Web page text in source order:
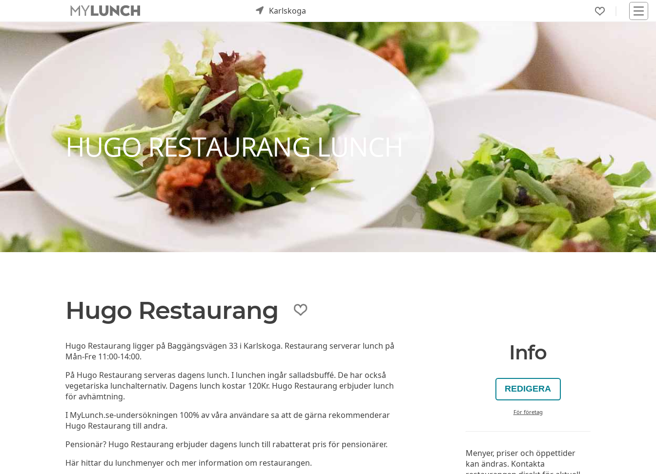
Karlskoga
HUGO RESTAURANG LUNCH
Hugo Restaurang
Hugo Restaurang ligger på Baggängsvägen 33 i Karlskoga. Restaurang serverar lunch på
Mån-Fre 11:00-14:00.
På Hugo Restaurang serveras dagens lunch. I lunchen ingår salladsbuffé. De har också
vegetariska lunchalternativ. Dagens lunch kostar 120Kr. Hugo Restaurang erbjuder lunch
för avhämtning.
I MyLunch.se-undersökningen 100% av våra användare sa att de gärna rekommenderar
Hugo Restaurang till andra.
Pensionär? Hugo Restaurang erbjuder dagens lunch till rabatterat pris för pensionärer.
Här hittar du lunchmenyer och mer information om restaurangen.
Info
REDIGERA
För företag
Menyer, priser och öppettider
kan ändras. Kontakta